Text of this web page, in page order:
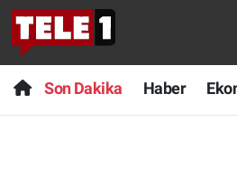
Son Dakika Haber
Anında Manşet
Başka Sohbetler
Son Dakika
Haber
Nöbetçi Eczaneler
Hava Durumu